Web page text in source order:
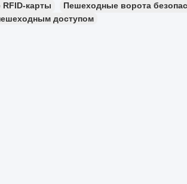
RFID-карты
Пешеходные ворота
доступом